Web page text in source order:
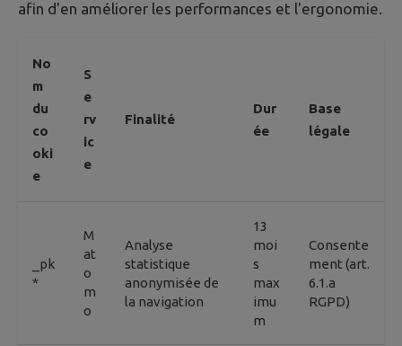
afin d'en améliorer les performances et l'ergonomie.
No
m
du
co
oki
e
S
e
rv
ic
e
Finalité
Dur
ée
Base
légale
_pk
*
M
at
o
m
o
Analyse
statistique
anonymisée de
la navigation
13
moi
s
max
imu
m
Consente
ment (art.
6.1.a
RGPD)